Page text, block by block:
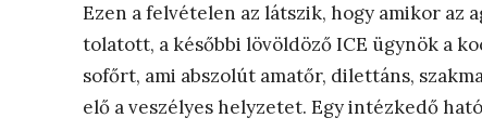
Ezen a felvételen az látszik, hogy amikor az
tolatott, a későbbi lövöldöző ICE ügynök a
sofőrt, ami abszolút amatőr, dilettáns,
elő a veszélyes helyzetet. Egy intézkedő